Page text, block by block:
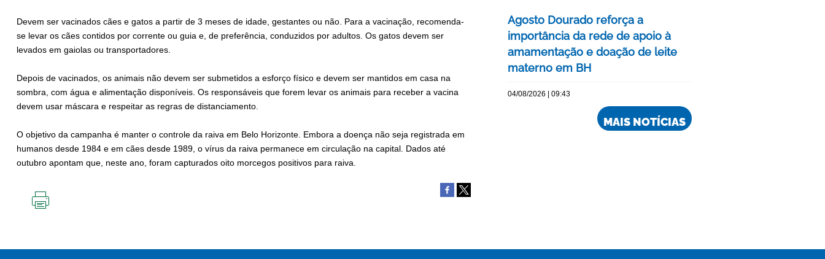
Devem ser vacinados cães e gatos a partir de 3 meses de idade, gestantes ou não. Para a vacinação, recomenda-
se levar os cães contidos por corrente ou guia e, de preferência, conduzidos por adultos. Os gatos devem ser
levados em gaiolas ou transportadores.
Depois de vacinados, os animais não devem ser submetidos a esforço físico e devem ser mantidos em casa na
sombra, com água e alimentação disponíveis. Os responsáveis que forem levar os animais para receber a vacina
devem usar máscara e respeitar as regras de distanciamento.
O objetivo da campanha é manter o controle da raiva em Belo Horizonte. Embora a doença não seja registrada em
humanos desde 1984 e em cães desde 1989, o vírus da raiva permanece em circulação na capital. Dados até
outubro apontam que, neste ano, foram capturados oito morcegos positivos para raiva.
Agosto Dourado reforça a
importância da rede de apoio à
amamentação e doação de leite
materno em BH
04/08/2026 | 09:43
MAIS NOTÍCIAS